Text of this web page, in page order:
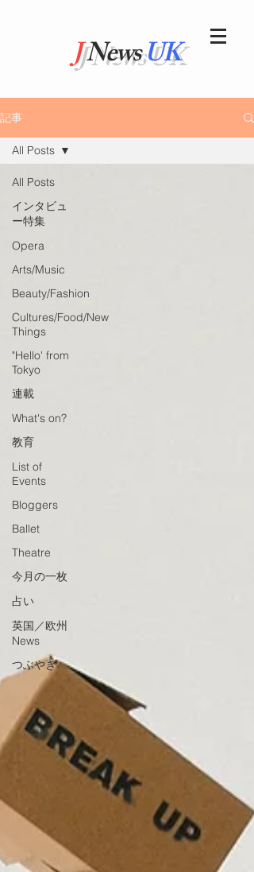
JNewsUK
記事
All Posts
インタビュ
ー特集
Opera
Arts/Music
Beauty/Fashion
Cultures/Food/New
Things
"Hello' from
Tokyo
連載
What's on?
教育
List of
Events
Bloggers
Ballet
Theatre
今月の一枚
占い
英国／欧州
News
つぶやき
All Posts